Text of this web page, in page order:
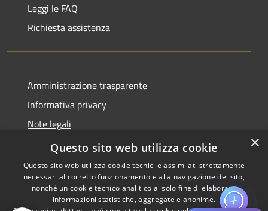
Leggi le FAQ
Richiesta assistenza
Amministrazione trasparente
Informativa privacy
Note legali
Dichiarazione di accessibilità
Copyright © 2026 • Comune di
×
Questo sito web utilizza cookie
Questo sito web utilizza cookie tecnici e assimilati strettamente
necessari al corretto funzionamento e alla navigazione del sito,
nonché un cookie tecnico analitico al solo fine di elaborare
informazioni statistiche, aggregate e anonime.